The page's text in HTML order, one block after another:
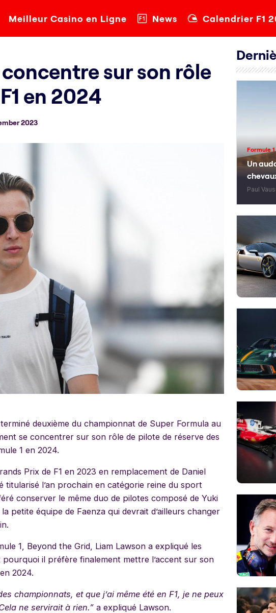
Meilleur Casino en Ligne News Calendrier F1
sur son rôle
en 2024
2023
deuxième du championnat de Super Formula au
se concentrer sur son rôle de pilote de réserve des
1 en 2024.
Prix de F1 en 2023 en remplacement de Daniel
titularisé l’an prochain en catégorie reine du sport
conserver le même duo de pilotes composé de Yuki
petite équipe de Faenza qui devrait d’ailleurs changer
1, Beyond the Grid, Liam Lawson a expliqué les
il préfère finalement mettre l’accent sur son
2024.
championnats, et que j’ai même été en F1, je ne peux
ne servirait à rien.” a expliqué Lawson.
Formule 1
Un
Paul